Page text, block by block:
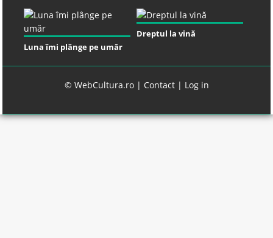
Luna îmi plânge pe umăr
Dreptul la vină
© WebCultura.ro | Contact| Log in